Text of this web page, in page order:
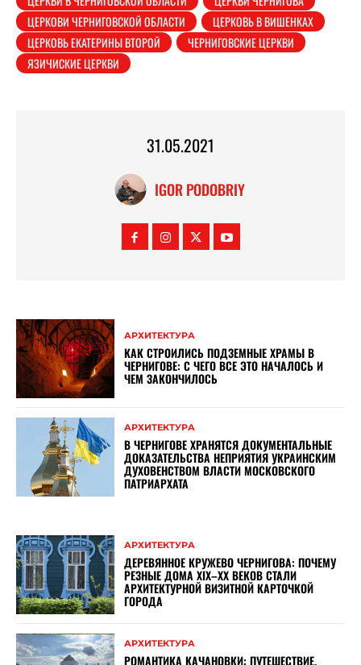
ЦЕРКОВИ ЧЕРНИГОВСКОЙ ОБЛАСТИ
ЦЕРКОВЬ В ВИШЕНКАХ
ЦЕРКОВЬ ЕКАТЕРИНЫ ВТОРОЙ
ЧЕРНИГОВСКИЕ ЦЕРКВИ
ЯЗИЧИСКИЕ ЦЕРКВИ
31.05.2021
IGOR PODOBRIY
АРХИТЕКТУРА
КАК СТРОИЛИСЬ ПОДЗЕМНЫЕ ХРАМЫ В
ЧЕРНИГОВЕ: С ЧЕГО ВСЕ ЭТО НАЧАЛОСЬ И
ЧЕМ ЗАКОНЧИЛОСЬ
АРХИТЕКТУРА
В ЧЕРНИГОВЕ ХРАНЯТСЯ ДОКУМЕНТАЛЬНЫЕ
ДОКАЗАТЕЛЬСТВА НЕПРИЯТИЯ УКРАИНСКИМ
ДУХОВЕНСТВОМ ВЛАСТИ МОСКОВСКОГО
ПАТРИАРХАТА
АРХИТЕКТУРА
ДЕРЕВЯННОЕ КРУЖЕВО ЧЕРНИГОВА: ПОЧЕМУ
РЕЗНЫЕ ДОМА XIX–XX ВЕКОВ СТАЛИ
АРХИТЕКТУРНОЙ ВИЗИТНОЙ КАРТОЧКОЙ
ГОРОДА
АРХИТЕКТУРА
РОМАНТИКА КАЧАНОВКИ: ПУТЕШЕСТВИЕ,